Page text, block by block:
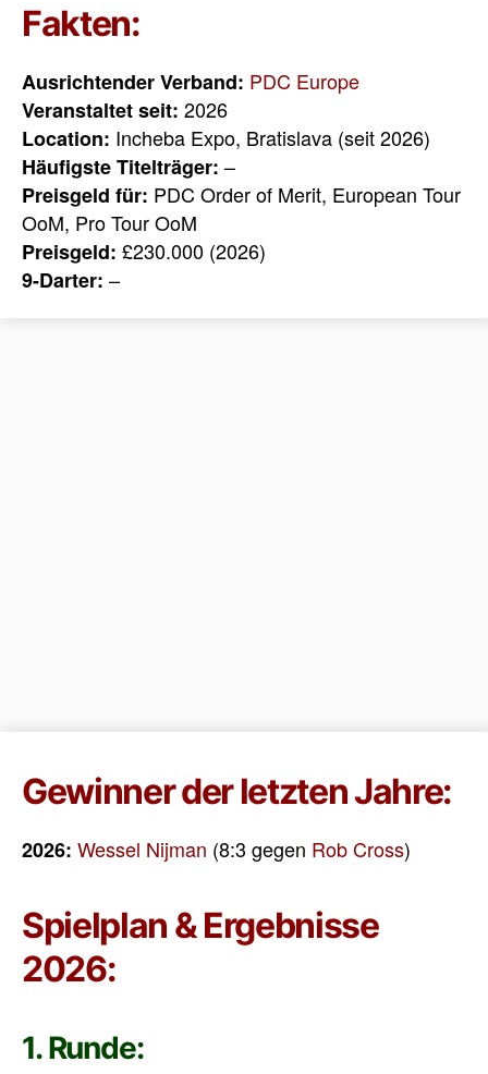
Fakten:
Ausrichtender Verband: PDC Europe
Veranstaltet seit: 2026
Location: Incheba Expo, Bratislava (seit 2026)
Häufigste Titelträger: –
Preisgeld für: PDC Order of Merit, European Tour
OoM, Pro Tour OoM
Preisgeld: £230.000 (2026)
9-Darter: –
Gewinner der letzten Jahre:
2026: Wessel Nijman (8:3 gegen Rob Cross)
Spielplan & Ergebnisse
2026:
1. Runde: